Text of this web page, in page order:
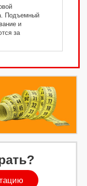
Подъемный
и
за